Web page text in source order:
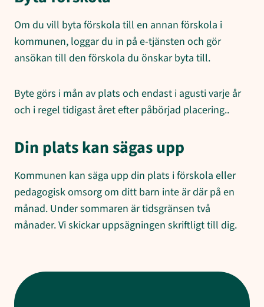
Om du vill byta förskola till en annan förskola i
kommunen, loggar du in på e-tjänsten och gör
ansökan till den förskola du önskar byta till.
Byte görs i mån av plats och endast i agusti varje år
och i regel tidigast året efter påbörjad placering..
Din plats kan sägas upp
Kommunen kan säga upp din plats i förskola eller
pedagogisk omsorg om ditt barn inte är där på en
månad. Under sommaren är tidsgränsen två
månader. Vi skickar uppsägningen skriftligt till dig.